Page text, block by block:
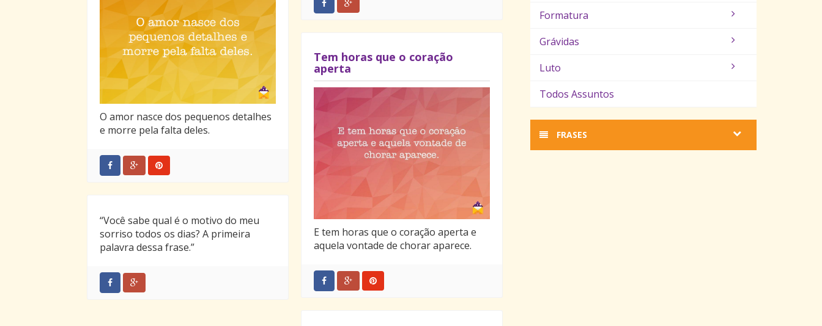
O amor nasce dos pequenos detalhes
e morre pela falta deles.
Tem horas que o coração
aperta
E tem horas que o coração aperta e
aquela vontade de chorar aparece.
“Você sabe qual é o motivo do meu
sorriso todos os dias? A primeira
palavra dessa frase.”
Formatura
Grávidas
Luto
Todos Assuntos
FRASES